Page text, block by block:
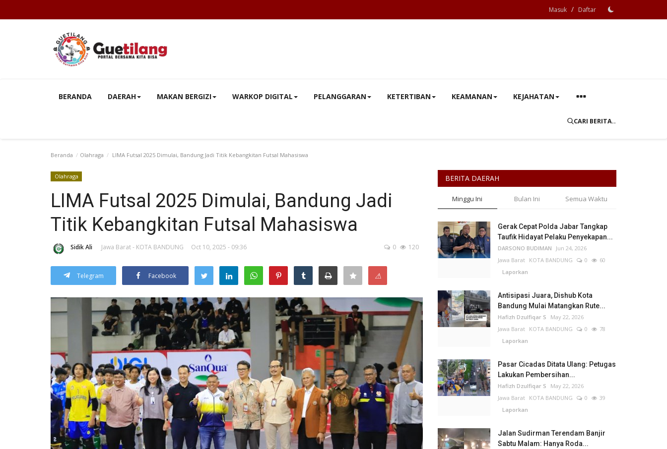
Masuk / Daftar
BERANDA DAERAH MAKAN BERGIZI WARKOP DIGITAL PELANGGARAN KETERTIBAN KEAMANAN KEJAHATAN
CARI BERITA..
Beranda Olahraga LIMA Futsal 2025 Dimulai, Bandung Jadi Titik Kebangkitan Futsal Mahasiswa
Olahraga
LIMA Futsal 2025 Dimulai, Bandung Jadi
Titik Kebangkitan Futsal Mahasiswa
Sidik Ali Jawa Barat - KOTA BANDUNG Oct 10, 2025 - 09:36 0 120
Telegram Facebook ⚠
BERITA DAERAH
Minggu Ini Bulan Ini Semua Waktu
Gerak Cepat Polda Jabar Tangkap
Taufik Hidayat Pelaku Penyekapan...
DARSONO BUDIMAN
Jun 24, 2026
Jawa Barat KOTA BANDUNG 0
60
Laporkan
Antisipasi Juara, Dishub Kota
Bandung Mulai Matangkan Rute...
Hafizh Dzulfiqar S
May 22, 2026
Jawa Barat KOTA BANDUNG 0
78
Laporkan
Pasar Cicadas Ditata Ulang: Petugas
Lakukan Pembersihan...
Hafizh Dzulfiqar S
May 22, 2026
Jawa Barat KOTA BANDUNG 0
39
Laporkan
Jalan Sudirman Terendam Banjir
Sabtu Malam: Hanya Roda...